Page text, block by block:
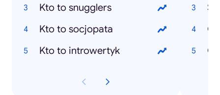
Kto to snugglers
Kto to socjopata
Kto to introwertyk